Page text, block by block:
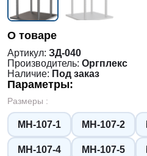
О товаре
Артикул: ЗД-040
Производитель: Оргплекс
Наличие: Под заказ
Параметры:
Размеры :
МН-107-1 МН-107-2
МН-107-4 МН-107-5